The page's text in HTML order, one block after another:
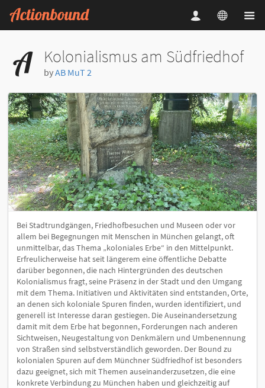
Kolonialismus am Südfriedhof
byAB MuT 2
Bei Stadtrundgängen, Friedhofbesuchen und Museen oder vor
allem bei Begegnungen mit Menschen in München gelangt, oft
unmittelbar, das Thema „koloniales Erbe“ in den Mittelpunkt.
Erfreulicherweise hat seit längerem eine öffentliche Debatte
darüber begonnen, die nach Hintergründen des deutschen
Kolonialismus fragt, seine Präsenz in der Stadt und den Umgang
mit dem Thema. Initiativen und Aktivitäten sind entstanden, Orte,
an denen sich koloniale Spuren finden, wurden identifiziert, und
generell ist Interesse daran gestiegen. Die Auseinandersetzung
damit mit dem Erbe hat begonnen, Forderungen nach anderen
Sichtweisen, Neugestaltung von Denkmälern und Umbenennung
von Straßen sind selbstverständlich geworden. Der Bound zu
kolonialen Spuren auf dem Münchner Südfriedhof ist besonders
dazu geeignet, sich mit Themen auseinanderzusetzen, die eine
konkrete Verbindung zu München haben und gleichzeitig auf